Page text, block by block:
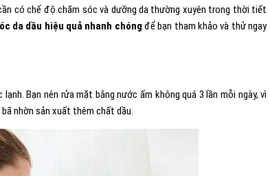
có chế độ chăm sóc và dưỡng da thường xuyên trong thời tiết
da dầu hiệu quả nhanh chóngđể bạn tham khảo và thử ngay
Bạn nên rửa mặt bằng nước ấm không quá 3 lần mỗi ngày, vì
nhờn sản xuất thêm chất dầu.